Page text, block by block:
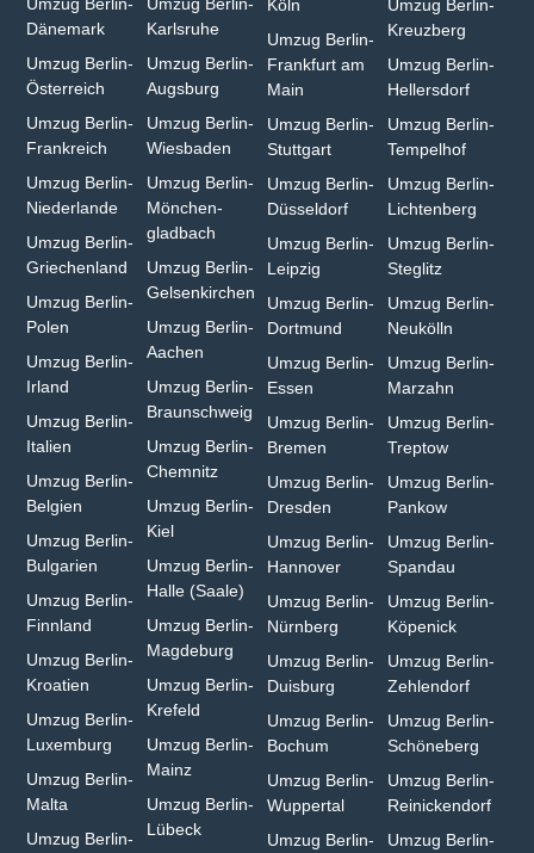
Umzug Berlin-
Kreuzberg
Umzug Berlin-
Hellersdorf
Umzug Berlin-
Tempelhof
Umzug Berlin-
Lichtenberg
Umzug Berlin-
Steglitz
Umzug Berlin-
Neukölln
Umzug Berlin-
Marzahn
Umzug Berlin-
Treptow
Umzug Berlin-
Pankow
Umzug Berlin-
Spandau
Umzug Berlin-
Köpenick
Umzug Berlin-
Zehlendorf
Umzug Berlin-
Schöneberg
Umzug Berlin-
Reinickendorf
Umzug Berlin-
Köln
Umzug Berlin-
Frankfurt am
Main
Umzug Berlin-
Stuttgart
Umzug Berlin-
Düsseldorf
Umzug Berlin-
Leipzig
Umzug Berlin-
Dortmund
Umzug Berlin-
Essen
Umzug Berlin-
Bremen
Umzug Berlin-
Dresden
Umzug Berlin-
Hannover
Umzug Berlin-
Nürnberg
Umzug Berlin-
Duisburg⁠
Umzug Berlin-
Bochum
Umzug Berlin-
Wuppertal⁠
Umzug Berlin-
Umzug Berlin-
Karlsruhe
Umzug Berlin-
Augsburg
Umzug Berlin-
Wiesbaden⁠
Umzug Berlin-
Mönchen­
gladbach⁠
Umzug Berlin-
Gelsenkirchen⁠
Umzug Berlin-
Aachen⁠
Umzug Berlin-
Braunschweig
Umzug Berlin-
Chemnitz⁠
Umzug Berlin-
Kiel
Umzug Berlin-
Halle (Saale)⁠
Umzug Berlin-
Magdeburg
Umzug Berlin-
Krefeld⁠
Umzug Berlin-
Mainz⁠
Umzug Berlin-
Lübeck
Umzug Berlin-
Dänemark
Umzug Berlin-
Österreich
Umzug Berlin-
Frankreich
Umzug Berlin-
Niederlande
Umzug Berlin-
Griechenland
Umzug Berlin-
Polen
Umzug Berlin-
Irland
Umzug Berlin-
Italien
Umzug Berlin-
Belgien
Umzug Berlin-
Bulgarien⁠
Umzug Berlin-
Finnland
Umzug Berlin-
Kroatien
Umzug Berlin-
Luxemburg
Umzug Berlin-
Malta
Umzug Berlin-